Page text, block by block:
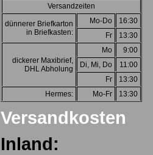
Versandzeiten
dünnerer Briefkarton
in Briefkasten:
Mo-Do
16:30
Fr
13:30
dickerer Maxibrief,
DHL Abholung
Mo
9:00
Di, Mi, Do
11:00
Fr
13:30
Hermes:
Mo-Fr 13:30
Versandkosten
Inland: